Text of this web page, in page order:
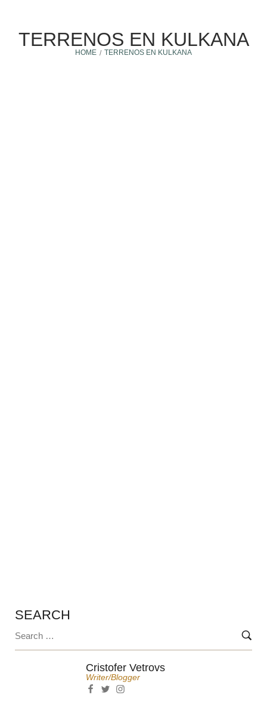
TERRENOS EN KULKANA
HOME / TERRENOS EN KULKANA
SEARCH
Cristofer Vetrovs
Writer/blogger